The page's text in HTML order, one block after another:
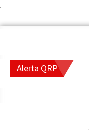
.
Alerta QRP